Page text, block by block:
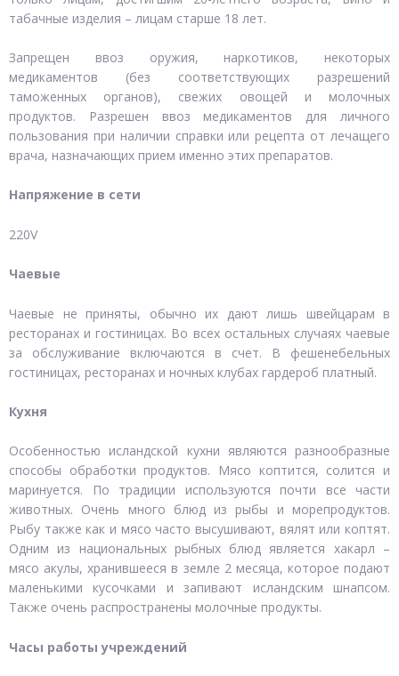
табачные изделия – лицам старше 18 лет.
Запрещен ввоз оружия, наркотиков, некоторых
медикаментов (без соответствующих разрешений
таможенных органов), свежих овощей и молочных
продуктов. Разрешен ввоз медикаментов для личного
пользования при наличии справки или рецепта от лечащего
врача, назначающих прием именно этих препаратов.
Напряжение в сети
220V
Чаевые
Чаевые не приняты, обычно их дают лишь швейцарам в
ресторанах и гостиницах. Во всех остальных случаях чаевые
за обслуживание включаются в счет. В фешенебельных
гостиницах, ресторанах и ночных клубах гардероб платный.
Кухня
Особенностью исландской кухни являются разнообразные
способы обработки продуктов. Мясо коптится, солится и
маринуется. По традиции используются почти все части
животных. Очень много блюд из рыбы и морепродуктов.
Рыбу также как и мясо часто высушивают, вялят или коптят.
Одним из национальных рыбных блюд является хакарл –
мясо акулы, хранившееся в земле 2 месяца, которое подают
маленькими кусочками и запивают исландским шнапсом.
Также очень распространены молочные продукты.
Часы работы учреждений